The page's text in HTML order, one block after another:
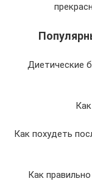
Диетические
Как похудеть
Как